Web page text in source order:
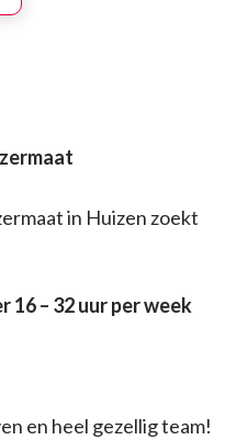
in Huizen zoekt
16 – 32 uur per week
en heel gezellig team!